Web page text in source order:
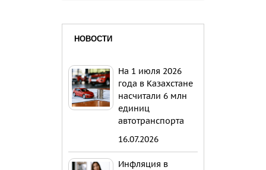
НОВОСТИ
На 1 июля 2026
года в Казахстане
насчитали 6 млн
единиц
автотранспорта
16.07.2026
Инфляция в